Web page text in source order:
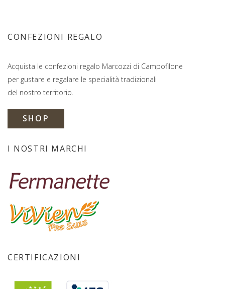
CONFEZIONI REGALO
Acquista le confezioni regalo Marcozzi di Campofilone
per gustare e regalare le specialità tradizionali
del nostro territorio.
SHOP
I NOSTRI MARCHI
CERTIFICAZIONI